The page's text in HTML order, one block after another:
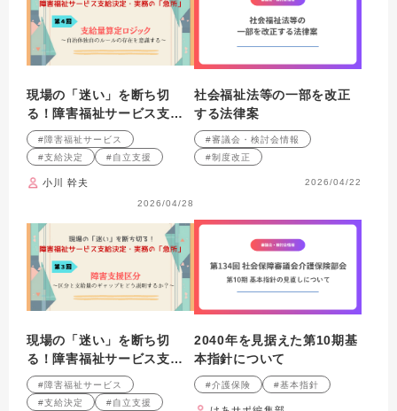
現場の「迷い」を断ち切
る！障害福祉サービス支給
決定・実務の「急所」 第４
回 支給量算定ロジック～
自治体独自のルールの存在
を意識する～
#障害福祉サービス
#支給決定
#自立支援
小川 幹夫
2026/04/28
社会福祉法等の一部を改正
する法律案
#審議会・検討会情報
#制度改正
2026/04/22
現場の「迷い」を断ち切
る！障害福祉サービス支給
決定・実務の「急所」 第３
回 障害支援区分～区分と
#障害福祉サービス
#支給決定
#自立支援
2040年を見据えた第10期基
本指針について
#介護保険 #基本指針